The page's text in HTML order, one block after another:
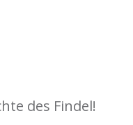
des Findel!